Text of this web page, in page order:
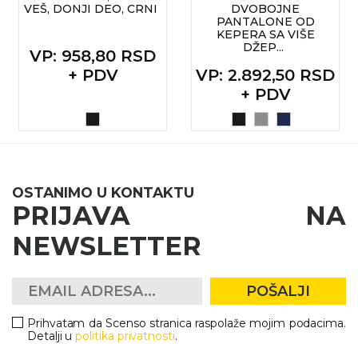
VEŠ, DONJI DEO, CRNI
VP: 958,80 RSD
+ PDV
DVOBOJNE
PANTALONE OD
KEPERA SA VIŠE
DŽEP...
VP: 2.892,50 RSD
+ PDV
OSTANIMO U KONTAKTU
PRIJAVA NA
NEWSLETTER
POŠALJI
Prihvatam da Scenso stranica raspolaže mojim podacima.
Detalji upolitika privatnosti.